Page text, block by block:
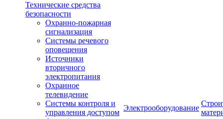
Технические средства
безопасности
Охранно-пожарная
сигнализация
Системы речевого
оповещения
Источники
вторичного
электропитания
Охранное
телевидение
Системы контроля и
управления доступом
Электрооборудование